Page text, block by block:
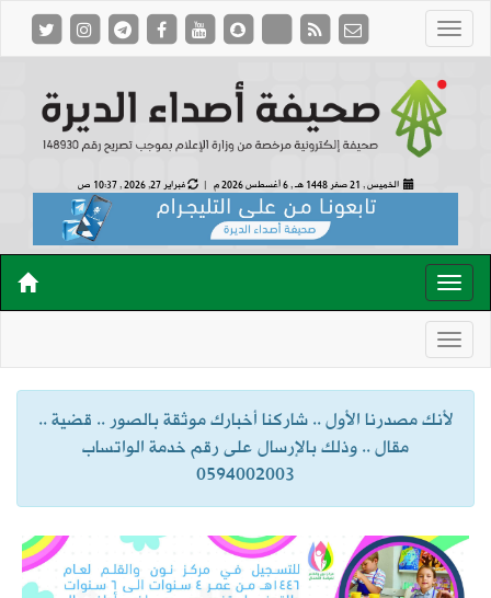
الخميس , 21 صفر 1448 هـ , 6 أغسطس 2026 م | فبراير 27, 2026 , 10:37 ص
لأنك مصدرنا الأول .. شاركنا أخبارك موثقة بالصور .. قضية ..
مقال .. وذلك بالإرسال على رقم خدمة الواتساب
0594002003